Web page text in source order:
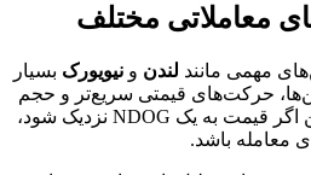
معاملاتی مختلف
لندن و نیویورک بسیار
حرکت‌های قیمتی سریع‌تر و حجم
معاملات بیشتر است. بنابراین اگر قیمت به یک NDOG نزدیک شود،
معامله باشد.